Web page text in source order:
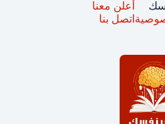
أعلن معنا
اتصل بنا